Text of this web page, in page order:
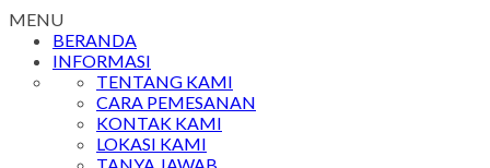
MENU
BERANDA
INFORMASI
TENTANG KAMI
CARA PEMESANAN
KONTAK KAMI
LOKASI KAMI